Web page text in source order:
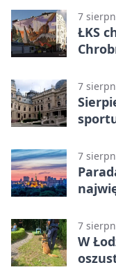
7
ŁKS
7
7
7
W